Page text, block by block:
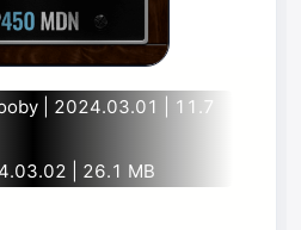
| 2024.03.01 | 11.7
| 26.1 MB